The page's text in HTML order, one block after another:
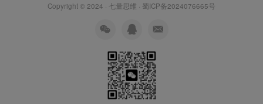
Copyright © 2024 · 七量思维 · 蜀ICP备2024076665号